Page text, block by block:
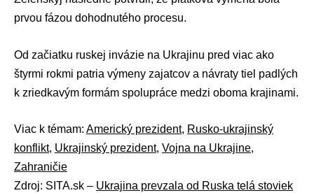
prvou fázou dohodnutého procesu.
Od začiatku ruskej invázie na Ukrajinu pred viac ako
štyrmi rokmi patria výmeny zajatcov a návraty tiel padlých
k zriedkavým formám spolupráce medzi oboma krajinami.
Viac k témam: Americký prezident, Rusko-ukrajinský
konflikt, Ukrajinský prezident, Vojna na Ukrajine,
Zahraničie
Zdroj: SITA.sk – Ukrajina prevzala od Ruska telá stoviek